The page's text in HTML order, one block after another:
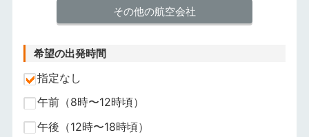
その他の航空会社
希望の出発時間
指定なし
午前（8時〜12時頃）
午後（12時〜18時頃）